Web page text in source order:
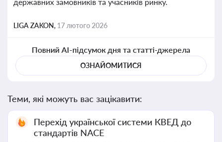
LIGA ZAKON, 17 лютого 2026
Повний AI-підсумок дня та статті-джерела
ОЗНАЙОМИТИСЯ
Теми, які можуть вас зацікавити:
Перехід української системи КВЕД до
стандартів NACE